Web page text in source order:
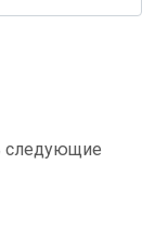
следующие